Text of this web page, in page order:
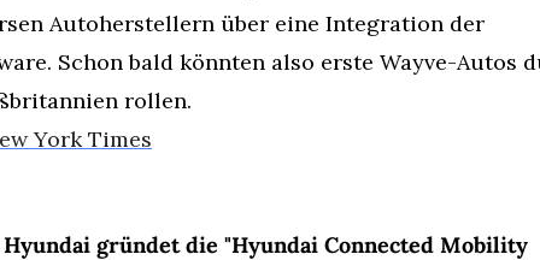
Autoherstellern über eine Integration der
Schon bald könnten also erste Wayve-Autos
rollen.
York Times
gründet die "Hyundai Connected Mobility